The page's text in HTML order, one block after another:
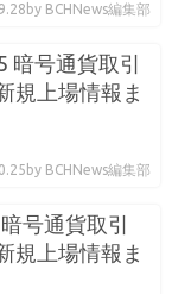
by BCHNews編集部
暗号通貨取引
規上場情報ま
by BCHNews編集部
号通貨取引
規上場情報ま